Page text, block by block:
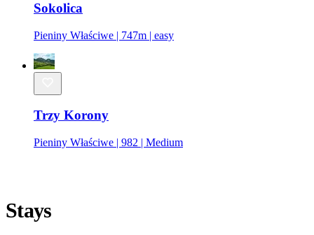
Sokolica
Pieniny Właściwe | 747m | easy
Trzy Korony
Pieniny Właściwe | 982 | Medium
Stays